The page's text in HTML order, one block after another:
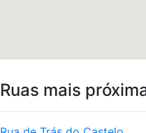
Ruas mais